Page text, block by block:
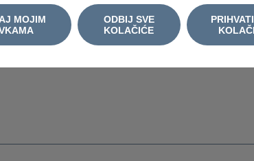
Opći uvjeti popravka
ODBIJ SVE
KOLAČIĆE